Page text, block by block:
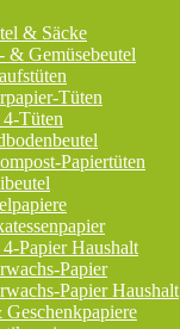
& Säcke
& Gemüsebeutel
Tüten
Tüten
Papiertüten
Papier Haushalt
Papier
Papier Haushalt